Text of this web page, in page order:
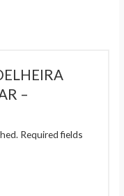
–
Required fields